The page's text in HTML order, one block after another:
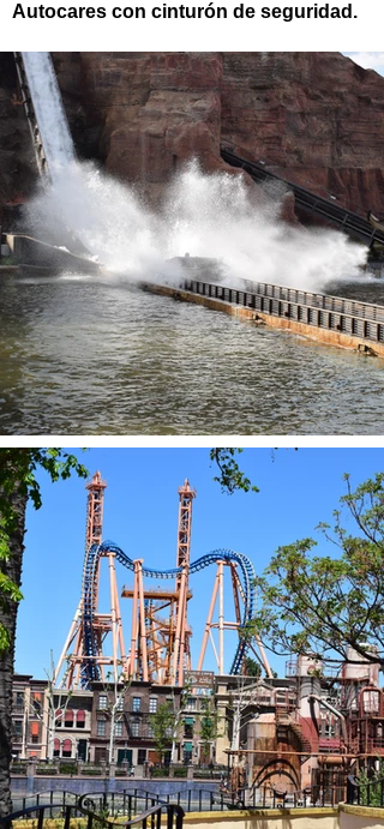
Autocares con cinturón de seguridad.